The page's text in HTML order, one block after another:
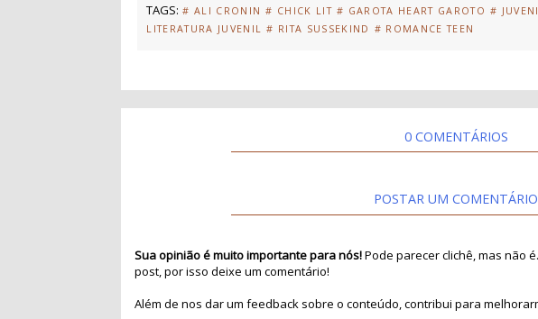
TAGS: # ALI CRONIN # CHICK LIT # GAROTA HEART GAROTO #
LITERATURA JUVENIL
# RITA SUSSEKIND # ROMANCE TEEN
0 COMENTÁRIOS
POSTAR UM COMENTÁRIO
Sua opinião é muito importante para nós!Pode parecer clichê, mas não
post, por isso deixe um comentário!
Além de nos dar um feedback sobre o conteúdo, contribui para